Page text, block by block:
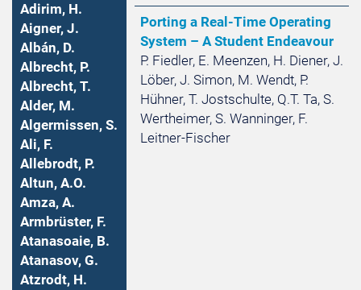
Adirim, H.
Aigner, J.
Albán, D.
Albrecht, P.
Albrecht, T.
Alder, M.
Algermissen, S.
Ali, F.
Allebrodt, P.
Altun, A.O.
Amza, A.
Armbrüster, F.
Atanasoaie, B.
Atanasov, G.
Atzrodt, H.
Porting a Real-Time Operating
System – A Student Endeavour
P. Fiedler, E. Meenzen, H. Diener, J.
Löber, J. Simon, M. Wendt, P.
Hühner, T. Jostschulte, Q.T. Ta, S.
Wertheimer, S. Wanninger, F.
Leitner-Fischer